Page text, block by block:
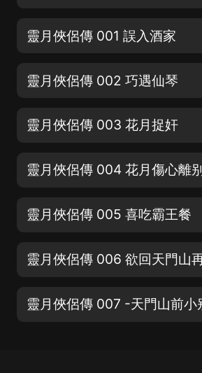
靈月俠侶傳 001 誤入酒家
靈月俠侶傳 002 巧遇仙琴
靈月俠侶傳 003 花月捉奸
靈月俠侶傳 004 花月傷心離别
靈月俠侶傳 005 喜吃霸王餐